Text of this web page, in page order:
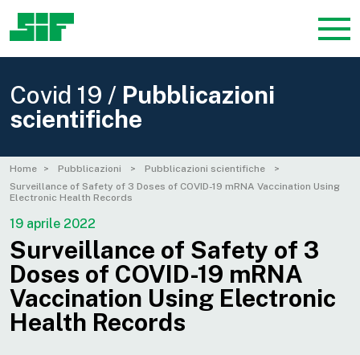
Covid 19 / Pubblicazioni
scientifiche
Home Pubblicazioni
Pubblicazioni scientifiche
Surveillance of Safety of 3 Doses of COVID-19 mRNA Vaccination Using
Electronic Health Records
19 aprile 2022
Surveillance of Safety of 3
Doses of COVID-19 mRNA
Vaccination Using Electronic
Health Records